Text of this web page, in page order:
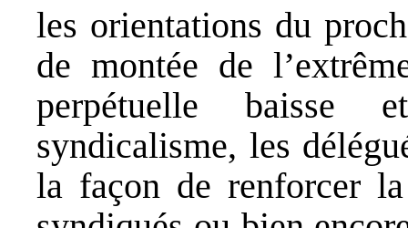
les orientations du
de montée de
perpétuelle baisse
syndicalisme, les
la façon de renforcer